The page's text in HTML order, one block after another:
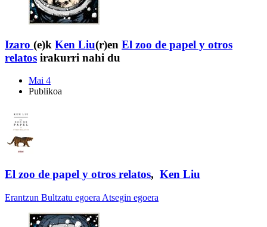
Izaro (e)k Ken Liu(r)en El zoo de papel y otros
relatos irakurri nahi du
Mai 4
Publikoa
El zoo de papel y otros relatos, Ken Liu
Erantzun Bultzatu egoera Atsegin egoera